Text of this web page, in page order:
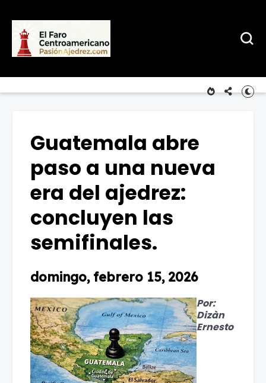
Guatemala abre
paso a una nueva
era del ajedrez:
concluyen las
semifinales.
domingo, febrero 15, 2026
Por:
Dizàn
Ernesto